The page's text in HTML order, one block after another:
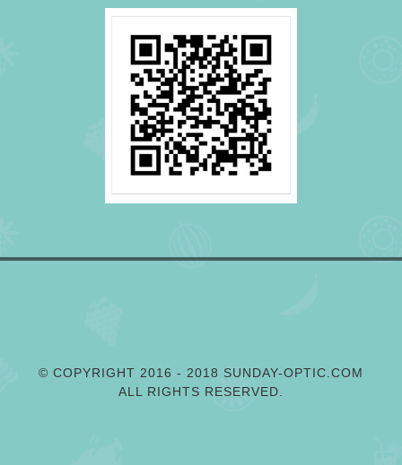
© COPYRIGHT 2016 - 2018 SUNDAY-OPTIC.COM
ALL RIGHTS RESERVED.